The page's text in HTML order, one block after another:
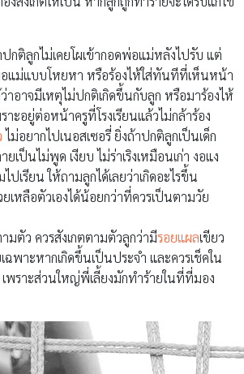
กติลูกไม่เคยโผเข้ากอดพ่อแม่หลังไปรับ แต่
แม่แบบโหยหา หรือร้องไห้ใส่ทันทีที่เห็นหน้า
ว่าอาจมีเหตุไม่ปกติเกิดขึ้นกับลูก หรือมาร้องไห้
ะอยู่ต่อหน้าครูที่โรงเรียนแล้วไม่กล้าร้อง
ไม่อยากไปเนอสเซอรี่ ยิ่งถ้าปกติลูกเป็นเด็ก
ยเป็นไม่พูด เงียบ ไม่ร่าเริงเหมือนเก่า งอแง
ปเรียน ให้ถามลูกได้เลยว่าเกิดอะไรขึ้น
เหลือตัวเองได้น้อยกว่าที่ควรเป็นตามวัย
มตัว ควรสังเกตตามตัวลูกว่ามีรอยแผลเขียว
ฉพาะหากเกิดขึ้นเป็นประจำ และควรเช็คใน
พราะส่วนใหญ่พี่เลี้ยงมักทำร้ายในที่ที่มอง